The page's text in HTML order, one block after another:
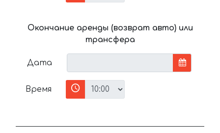
Окончание аренды (возврат авто) или
трансфера
Дата
Время